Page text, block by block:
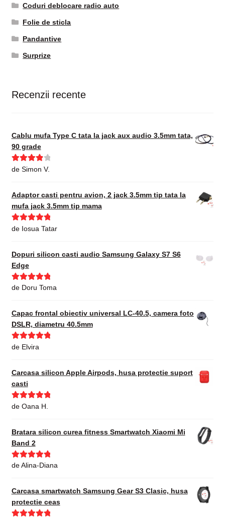
Coduri deblocare radio auto
Folie de sticla
Pandantive
Surprize
Recenzii recente
Cablu mufa Type C tata la jack aux audio 3.5mm tata,
90 grade
Evaluat la
de Simon V.
Adaptor casti pentru avion, 2 jack 3.5mm tip tata la
mufa jack 3.5mm tip mama
Evaluat la5
de Iosua Tatar
Dopuri silicon casti audio Samsung Galaxy S7 S6
Edge
Evaluat la5
de Doru Toma
Capac frontal obiectiv universal LC-40.5, camera foto
DSLR, diametru 40.5mm
Evaluat la
de Elvira
Carcasa silicon Apple Airpods, husa protectie suport
casti
Evaluat la5
de Oana H.
Bratara silicon curea fitness Smartwatch Xiaomi Mi
Band 2
Evaluat la5
de Alina-Diana
Carcasa smartwatch Samsung Gear S3 Clasic, husa
protectie ceas